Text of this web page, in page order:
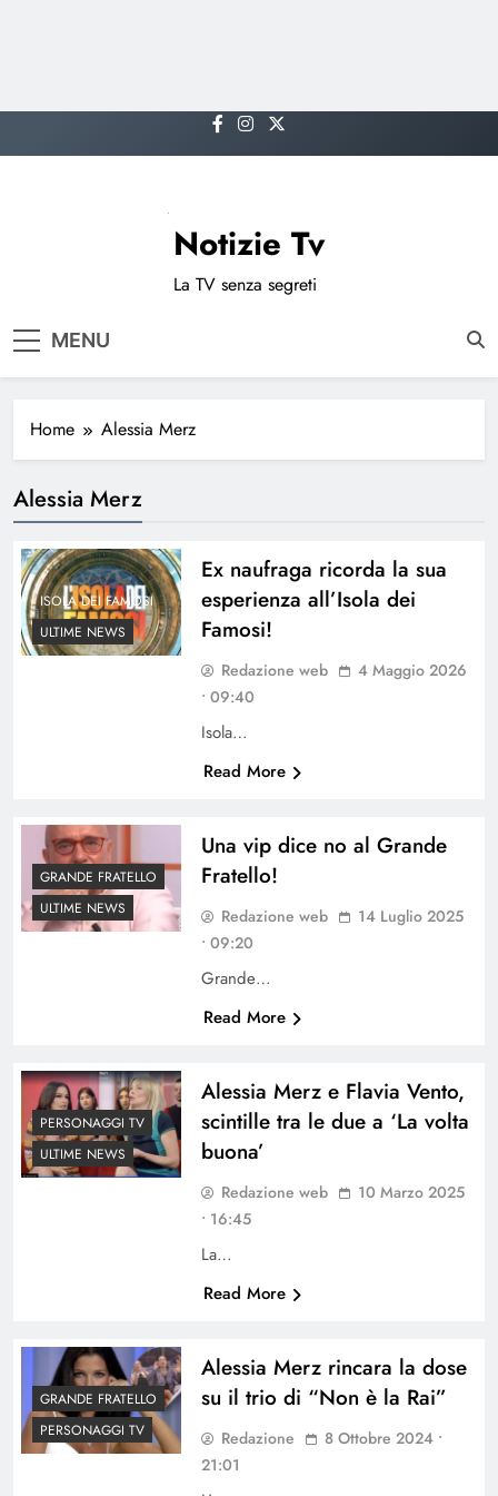
to
Notizie Tv
La TV senza segreti
MENU
Home Alessia Merz
Alessia Merz
ISOLA DEI FAMOSI
ULTIME NEWS
Ex naufraga ricorda la sua
esperienza all’Isola dei
Famosi!
Redazione web
4 Maggio 2026
• 09:40
Isola…
Read More
GRANDE FRATELLO
ULTIME NEWS
Una vip dice no al Grande
Fratello!
Redazione web
14 Luglio 2025
• 09:20
Grande…
Read More
PERSONAGGI TV
ULTIME NEWS
Alessia Merz e Flavia Vento,
scintille tra le due a ‘La volta
buona’
Redazione web
10 Marzo 2025
• 16:45
La…
Read More
GRANDE FRATELLO
PERSONAGGI TV
Alessia Merz rincara la dose
su il trio di “Non è la Rai”
Redazione
8 Ottobre 2024 •
21:01